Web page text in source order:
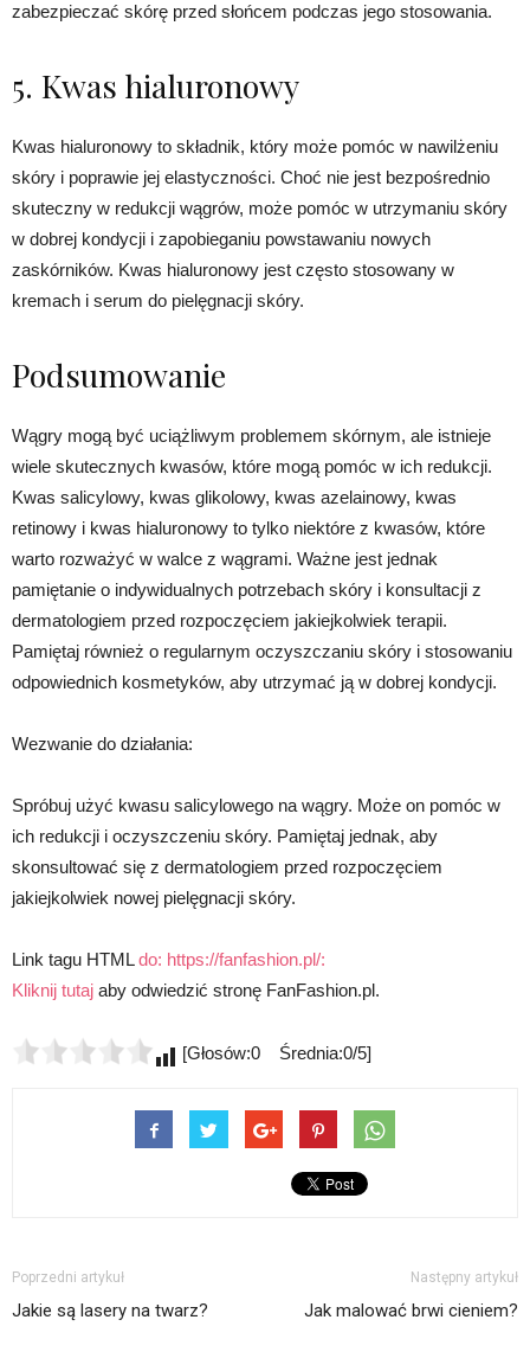
zabezpieczać skórę przed słońcem podczas jego stosowania.
5. Kwas hialuronowy
Kwas hialuronowy to składnik, który może pomóc w nawilżeniu
skóry i poprawie jej elastyczności. Choć nie jest bezpośrednio
skuteczny w redukcji wągrów, może pomóc w utrzymaniu skóry
w dobrej kondycji i zapobieganiu powstawaniu nowych
zaskórników. Kwas hialuronowy jest często stosowany w
kremach i serum do pielęgnacji skóry.
Podsumowanie
Wągry mogą być uciążliwym problemem skórnym, ale istnieje
wiele skutecznych kwasów, które mogą pomóc w ich redukcji.
Kwas salicylowy, kwas glikolowy, kwas azelainowy, kwas
retinowy i kwas hialuronowy to tylko niektóre z kwasów, które
warto rozważyć w walce z wągrami. Ważne jest jednak
pamiętanie o indywidualnych potrzebach skóry i konsultacji z
dermatologiem przed rozpoczęciem jakiejkolwiek terapii.
Pamiętaj również o regularnym oczyszczaniu skóry i stosowaniu
odpowiednich kosmetyków, aby utrzymać ją w dobrej kondycji.
Wezwanie do działania:
Spróbuj użyć kwasu salicylowego na wągry. Może on pomóc w
ich redukcji i oczyszczeniu skóry. Pamiętaj jednak, aby
skonsultować się z dermatologiem przed rozpoczęciem
jakiejkolwiek nowej pielęgnacji skóry.
Link tagu HTMLdo: https://fanfashion.pl/:
Kliknij tutaj aby odwiedzić stronę FanFashion.pl.
[Głosów:0 Średnia:0/5]
Poprzedni artykuł
Jakie są lasery na twarz?
Następny artykuł
Jak malować brwi cieniem?